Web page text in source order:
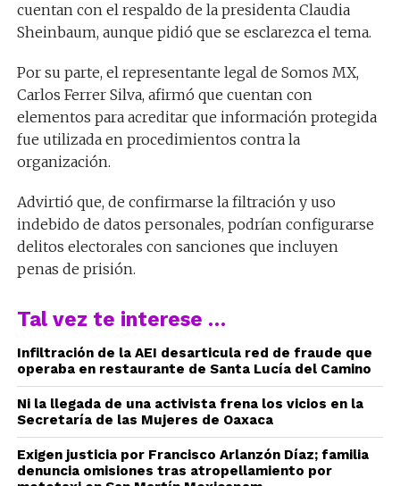
cuentan con el respaldo de la presidenta Claudia
Sheinbaum, aunque pidió que se esclarezca el tema.
Por su parte, el representante legal de Somos MX,
Carlos Ferrer Silva, afirmó que cuentan con
elementos para acreditar que información protegida
fue utilizada en procedimientos contra la
organización.
Advirtió que, de confirmarse la filtración y uso
indebido de datos personales, podrían configurarse
delitos electorales con sanciones que incluyen
penas de prisión.
Tal vez te interese …
Infiltración de la AEI desarticula red de fraude que
operaba en restaurante de Santa Lucía del Camino
Ni la llegada de una activista frena los vicios en la
Secretaría de las Mujeres de Oaxaca
Exigen justicia por Francisco Arlanzón Díaz; familia
denuncia omisiones tras atropellamiento por